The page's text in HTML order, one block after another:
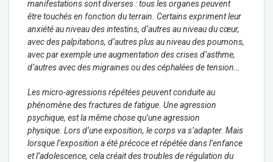
manifestations sont diverses : tous les organes peuvent
être touchés en fonction du terrain. Certains expriment leur
anxiété au niveau des intestins, d’autres au niveau du cœur,
avec des palpitations, d’autres plus au niveau des poumons,
avec par exemple une augmentation des crises d’asthme,
d’autres avec des migraines ou des céphalées de tension…
Les micro-agressions répétées peuvent conduite au
phénomène des fractures de fatigue. Une agression
psychique, est la même chose qu’une agression
physique. Lors d’une exposition, le corps va s’adapter. Mais
lorsque l’exposition a été précoce et répétée dans l’enfance
et l’adolescence, cela créait des troubles de régulation du